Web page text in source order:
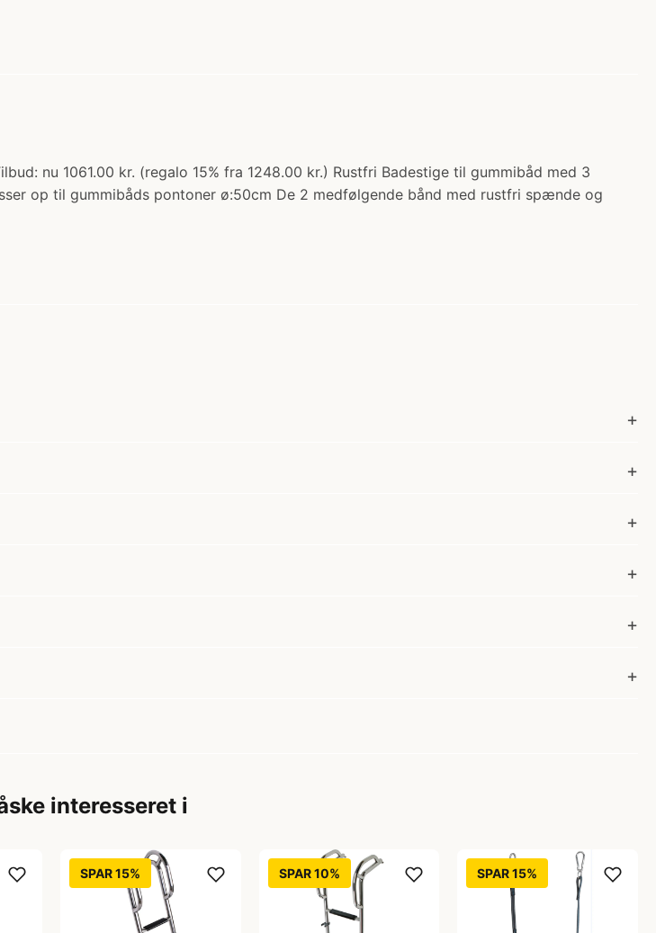
nu 1061.00 kr. (regalo 15% fra 1248.00 kr.) Rustfri Badestige til gummibåd med 3
op til gummibåds pontoner ø:50cm De 2 medfølgende bånd med rustfri spænde og
interesseret i
SPAR 15% SPAR 10% SPAR 15%